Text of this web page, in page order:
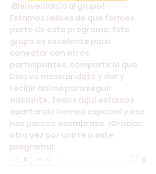
¡Bienvenido/a al grupo!
Estamos felices de que formes
parte de este programa. Este
grupo es excelente para
conectar con otros
participantes, compartir lo que
Dios va mostrándote y dar y
recibir ánimo para seguir
adelante. Todos aquí estamos
apartando tiempo especial y eso
nos parece asombroso. ¡Gracias
otra vez por unirte a este
programa!
0 0